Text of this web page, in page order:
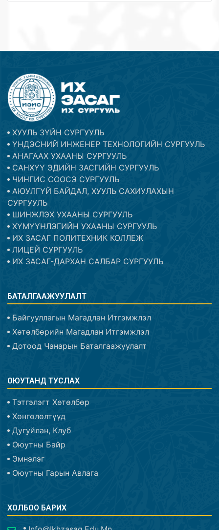
ХУУЛЬ ЗҮЙН СУРГУУЛЬ
ҮНДЭСНИЙ ИНЖЕНЕР ТЕХНОЛОГИЙН СУРГУУЛЬ
АНАГААХ УХААНЫ СУРГУУЛЬ
САНХҮҮ ЭДИЙН ЗАСГИЙН СУРГУУЛЬ
ЧИНГИС СООСЭ СУРГУУЛЬ
АЮУЛГҮЙ БАЙДАЛ, ХУУЛЬ САХИУЛАХЫН
СУРГУУЛЬ
ШИНЖЛЭХ УХААНЫ СУРГУУЛЬ
ХҮМҮҮНЛЭГИЙН УХААНЫ СУРГУУЛЬ
ИХ ЗАСАГ ПОЛИТЕХНИК КОЛЛЕЖ
ЛИЦЕЙ СУРГУУЛЬ
ИХ ЗАСАГ-ДАРХАН САЛБАР СУРГУУЛЬ
БАТАЛГААЖУУЛАЛТ
Байгууллагын Магадлан Итгэмжлэл
Хөтөлбөрийн Магадлан Итгэмжлэл
Дотоод Чанарын Баталгаажуулалт
ОЮУТАНД ТУСЛАХ
Тэтгэлэгт Хөтөлбөр
Хөнгөлөлтүүд
Дугуйлан, Клуб
Оюутны Байр
Эмнэлэг
Оюутны Гарын Авлага
ХОЛБОО БАРИХ